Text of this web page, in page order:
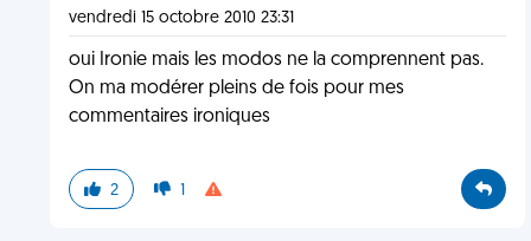
vendredi 15 octobre 2010 23:31
oui Ironie mais les modos ne la comprennent pas.
On ma modérer pleins de fois pour mes
commentaires ironiques
2 1